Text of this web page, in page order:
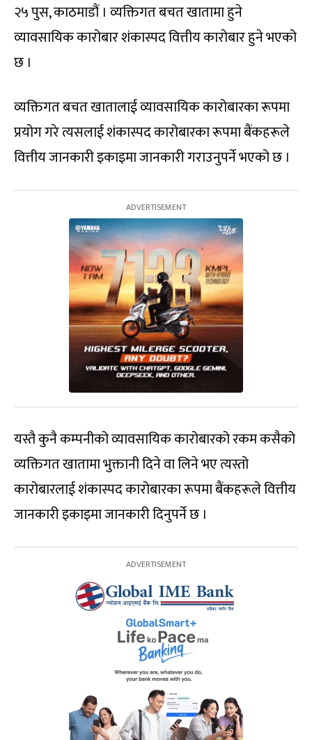
२५ पुस, काठमाडौं । व्यक्तिगत बचत खातामा हुने
व्यावसायिक कारोबार शंकास्पद वित्तीय कारोबार हुने भएको
छ ।
व्यक्तिगत बचत खातालाई व्यावसायिक कारोबारका रूपमा
प्रयोग गरे त्यसलाई शंकास्पद कारोबारका रूपमा बैंकहरूले
वित्तीय जानकारी इकाइमा जानकारी गराउनुपर्ने भएको छ ।
यस्तै कुनै कम्पनीको व्यावसायिक कारोबारको रकम कसैको
व्यक्तिगत खातामा भुक्तानी दिने वा लिने भए त्यस्तो
कारोबारलाई शंकास्पद कारोबारका रूपमा बैंकहरूले वित्तीय
जानकारी इकाइमा जानकारी दिनुपर्ने छ ।